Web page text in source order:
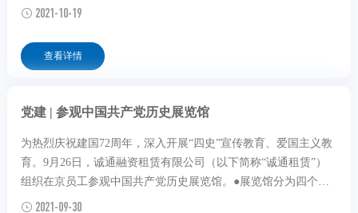
次学习。2021年是金融领域风险高发的一年，也是诚通租赁转型
高度重视公司经营风险防控工作，将学习国资委《关于进一步...
2021-10-19
查看详情
党建 | 参观中国共产党历史展览馆
为热烈庆祝建国72周年，深入开展“四史”宣传教育、爱国主义教
育。9月26日，诚通融资租赁有限公司（以下简称“诚通租赁”）
组织在京员工参观中国共产党历史展览馆。●展览馆分为四个部
分、共九个展厅，以“不忘初心、牢记使命”为主线，通过2600余
2021-09-30